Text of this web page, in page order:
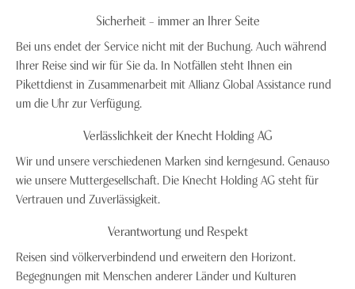
Sicherheit – immer an Ihrer Seite
Bei uns endet der Service nicht mit der Buchung. Auch während
Ihrer Reise sind wir für Sie da. In Notfällen steht Ihnen ein
Pikettdienst in Zusammenarbeit mit Allianz Global Assistance rund
um die Uhr zur Verfügung.
Verlässlichkeit der Knecht Holding AG
Wir und unsere verschiedenen Marken sind kerngesund. Genauso
wie unsere Muttergesellschaft. Die Knecht Holding AG steht für
Vertrauen und Zuverlässigkeit.
Verantwortung und Respekt
Reisen sind völkerverbindend und erweitern den Horizont.
Begegnungen mit Menschen anderer Länder und Kulturen